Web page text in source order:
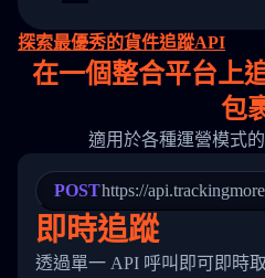
15
16
17
22
23
24
25
27
"weblink":
"phone":
          {
          },
          {
探索最優秀的貨件追蹤API
在一個整合平台上
包
適用於各種運營模式
POSThttps://
即時追蹤
透過單一 API 呼叫即可即時